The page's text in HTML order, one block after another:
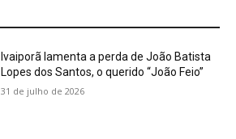
Ivaiporã lamenta a perda de João Batista
Lopes dos Santos, o querido “João Feio”
31 de julho de 2026